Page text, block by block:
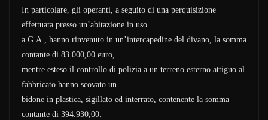
In particolare, gli operanti, a seguito di una perquisizione
effettuata presso un’abitazione in uso
a G.A., hanno rinvenuto in un’intercapedine del divano, la somma
contante di 83.000,00 euro,
mentre esteso il controllo di polizia a un terreno esterno attiguo al
fabbricato hanno scovato un
bidone in plastica, sigillato ed interrato, contenente la somma
contante di 394.930,00.